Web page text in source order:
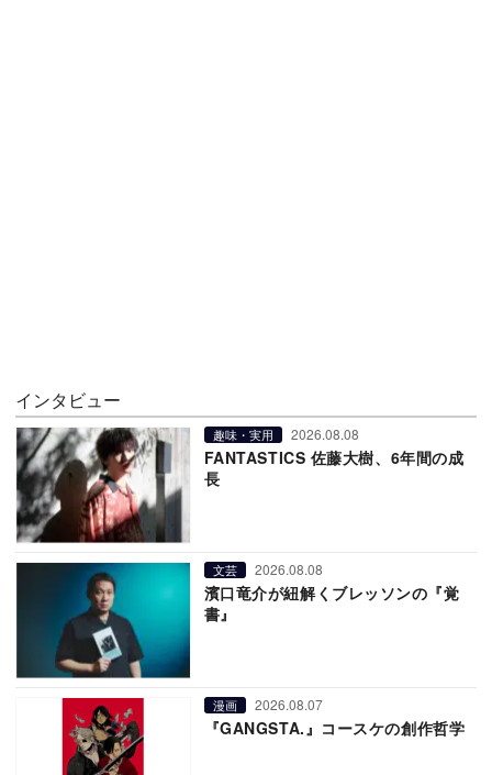
インタビュー
趣味・実用 2026.08.08
FANTASTICS 佐藤大樹、6年間の成
長
文芸 2026.08.08
濱口竜介が紐解くブレッソンの『覚
書』
漫画 2026.08.07
『GANGSTA.』コースケの創作哲学